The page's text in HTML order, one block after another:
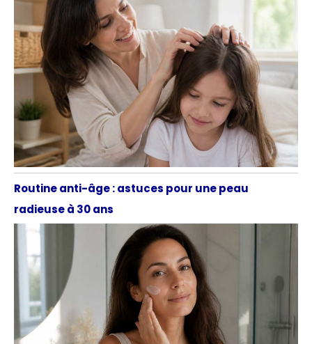
Routine anti-âge : astuces pour une peau
radieuse à 30 ans